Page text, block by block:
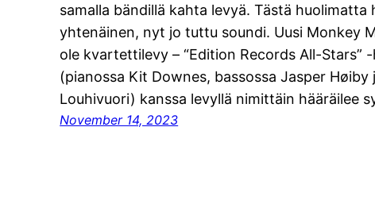
samalla bändillä kahta levyä. Tästä
yhtenäinen, nyt jo tuttu soundi. Uusi Monkey
ole kvartettilevy – “Edition Records All-Stars”
(pianossa Kit Downes, bassossa Jasper Høiby
Louhivuori) kanssa levyllä nimittäin hääräilee
November 14, 2023